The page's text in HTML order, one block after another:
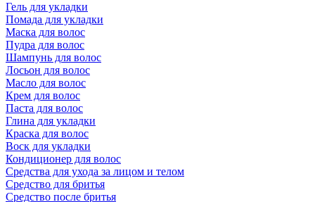
Гель для укладки
Помада для укладки
Маска для волос
Пудра для волос
Шампунь для волос
Лосьон для волос
Масло для волос
Крем для волос
Паста для волос
Глина для укладки
Краска для волос
Воск для укладки
Кондиционер для волос
Средства для ухода за лицом и телом
Средство для бритья
Средство после бритья